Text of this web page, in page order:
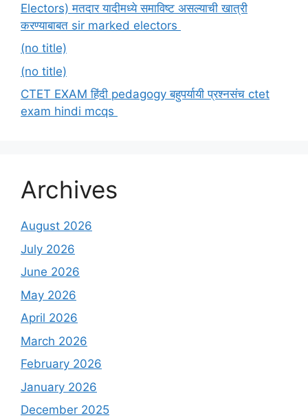
Electors) मतदार यादीमध्ये समाविष्ट असल्याची खात्री
करण्याबाबत sir marked electors
(no title)
(no title)
CTET EXAM हिंदी pedagogy बहुपर्यायी प्रश्नसंच ctet
exam hindi mcqs
Archives
August 2026
July 2026
June 2026
May 2026
April 2026
March 2026
February 2026
January 2026
December 2025